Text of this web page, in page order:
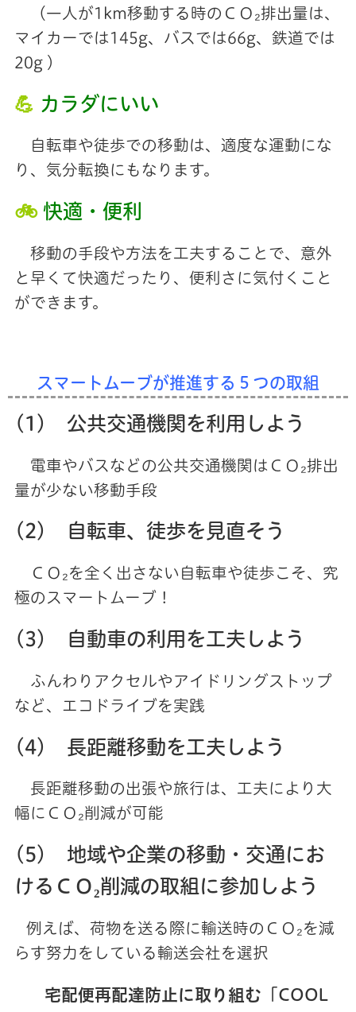
（一人が1km移動する時のＣＯ₂排出量は、
マイカーでは145g、バスでは66g、鉄道では
20g ）
💪 カラダにいい
自転車や徒歩での移動は、適度な運動にな
り、気分転換にもなります。
🚲 快適・便利
移動の手段や方法を工夫することで、意外
と早くて快適だったり、便利さに気付くこと
ができます。
スマートムーブが推進する５つの取組
(1) 公共交通機関を利用しよう
電車やバスなどの公共交通機関はＣＯ₂排出
量が少ない移動手段
(2) 自転車、徒歩を見直そう
ＣＯ₂を全く出さない自転車や徒歩こそ、究
極のスマートムーブ！
(3) 自動車の利用を工夫しよう
ふんわりアクセルやアイドリングストップ
など、エコドライブを実践
(4) 長距離移動を工夫しよう
長距離移動の出張や旅行は、工夫により大
幅にＣＯ₂削減が可能
(5) 地域や企業の移動・交通にお
けるＣＯ₂削減の取組に参加しよう
例えば、荷物を送る際に輸送時のＣＯ₂を減
らす努力をしている輸送会社を選択
宅配便再配達防止に取り組む 「COOL